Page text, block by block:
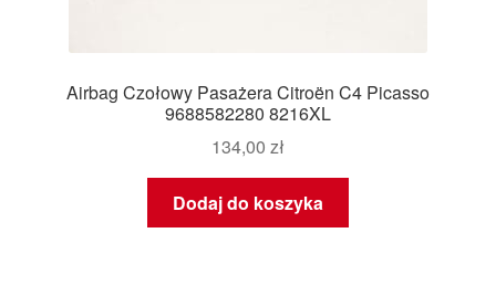
Airbag Czołowy Pasażera Citroën C4 Picasso
9688582280 8216XL
134,00 zł
Dodaj do koszyka